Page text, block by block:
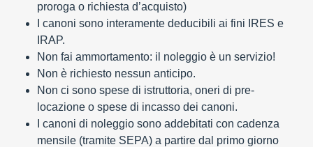
proroga o richiesta d’acquisto)
I canoni sono interamente deducibili ai fini IRES e
IRAP.
Non fai ammortamento: il noleggio è un servizio!
Non è richiesto nessun anticipo.
Non ci sono spese di istruttoria, oneri di pre-
locazione o spese di incasso dei canoni.
I canoni di noleggio sono addebitati con cadenza
mensile (tramite SEPA) a partire dal primo giorno